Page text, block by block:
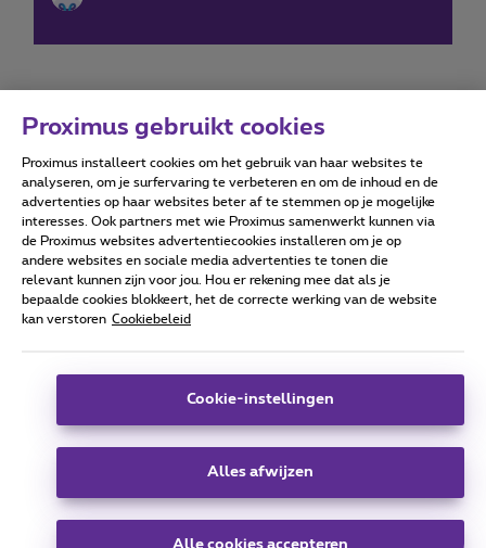
Forumvoorwaarden Accessibility statement
Alle rechten voorbehouden. © Proximus
Algemene voorwaarden, consumenteninfo
Deze website is gecreëerd en wordt beheerd conform het
Koning Albert II-laan 27 - B-1030 Brussel.
Carrier & Wholesale Solutions
Proximus gebruikt cookies
Proximus installeert cookies om het gebruik van haar websites te
analyseren, om je surfervaring te verbeteren en om de inhoud en de
advertenties op haar websites beter af te stemmen op je mogelijke
interesses. Ook partners met wie Proximus samenwerkt kunnen via
de Proximus websites advertentiecookies installeren om je op
andere websites en sociale media advertenties te tonen die
relevant kunnen zijn voor jou. Hou er rekening mee dat als je
bepaalde cookies blokkeert, het de correcte werking van de website
kan verstoren Cookiebeleid
Cookie-instellingen
Alles afwijzen
Alle cookies accepteren